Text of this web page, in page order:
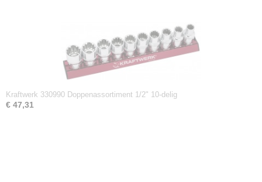
Kraftwerk 330990 Doppenassortiment 1/2" 10-delig
€ 47,31